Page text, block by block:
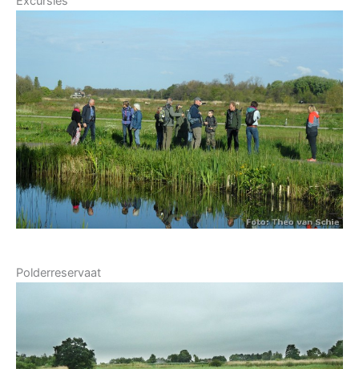
Polderreservaat